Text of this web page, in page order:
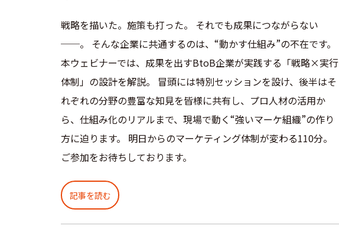
戦略を描いた。施策も打った。 それでも成果につながらない
──。 そんな企業に共通するのは、“動かす仕組み”の不在です。
本ウェビナーでは、成果を出すBtoB企業が実践する「戦略×実行
体制」の設計を解説。 冒頭には特別セッションを設け、後半はそ
れぞれの分野の豊富な知見を皆様に共有し、プロ人材の活用か
ら、仕組み化のリアルまで、現場で動く“強いマーケ組織”の作り
方に迫ります。 明日からのマーケティング体制が変わる110分。
ご参加をお待ちしております。
記事を読む